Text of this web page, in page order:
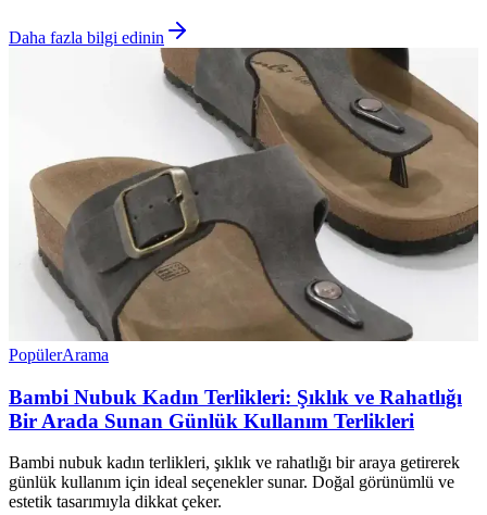
Daha fazla bilgi edinin
PopülerArama
Bambi Nubuk Kadın Terlikleri: Şıklık ve Rahatlığı
Bir Arada Sunan Günlük Kullanım Terlikleri
Bambi nubuk kadın terlikleri, şıklık ve rahatlığı bir araya getirerek
günlük kullanım için ideal seçenekler sunar. Doğal görünümlü ve
estetik tasarımıyla dikkat çeker.